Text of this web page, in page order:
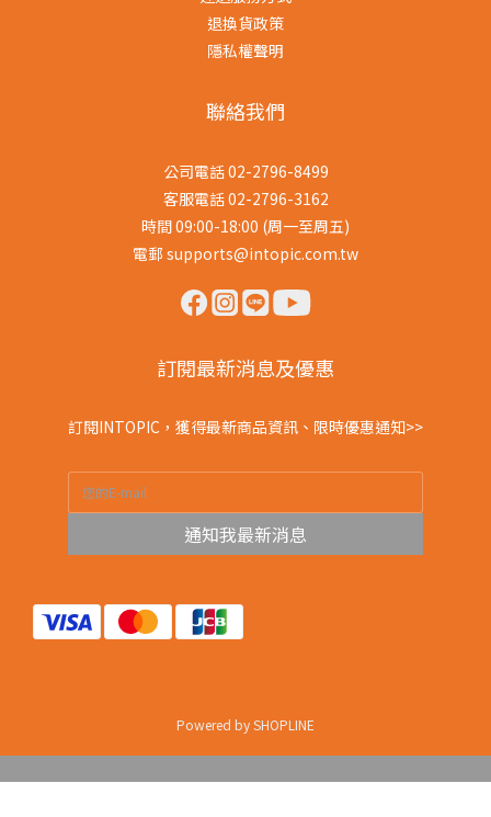
退換貨政策
隱私權聲明
聯絡我們
公司電話 02-2796-8499
客服電話 02-2796-3162
時間 09:00-18:00 (周一至周五)
電郵 supports@intopic.com.tw
訂閱最新消息及優惠
訂閱INTOPIC，獲得最新商品資訊、限時優惠通知>>
通知我最新消息
Powered by SHOPLINE